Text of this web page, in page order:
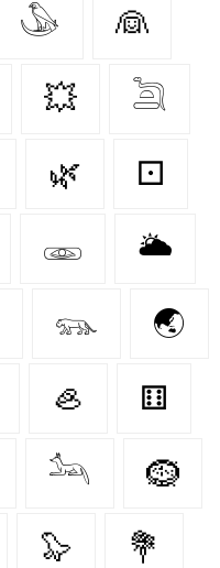
𓅇 👰
💥 𓆖
🌿 ⚀
𓁾 🌥️
𓃮 🌏
🦪 ⚅
𓃢 🪹
🦭 💐